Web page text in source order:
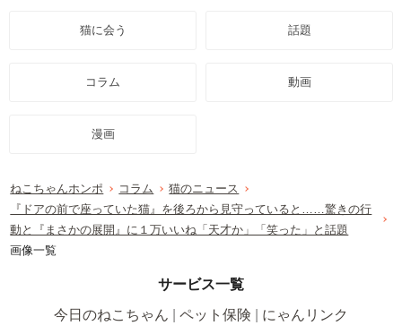
猫に会う 話題
コラム 動画
漫画
ねこちゃんホンポ コラム
猫のニュース
『ドアの前で座っていた猫』を後ろから見守っていると……驚きの行
動と『まさかの展開』に１万いいね「天才か」「笑った」と話題
画像一覧
サービス一覧
今日のねこちゃん
ペット保険 にゃんリンク